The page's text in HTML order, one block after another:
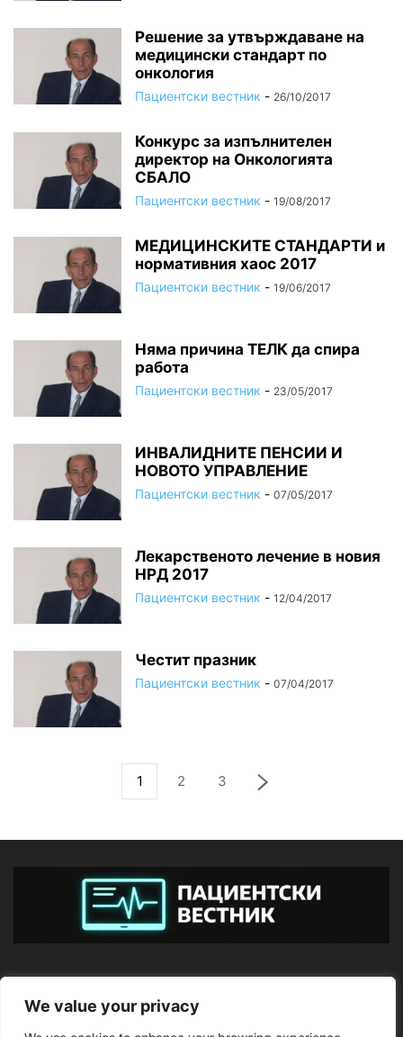
We value your privacy
Решение за утвърждаване на
медицински стандарт по
онкология
Пациентски вестник - 26/10/2017
Конкурс за изпълнителен
директор на Онкологията
СБАЛО
Пациентски вестник - 19/08/2017
МЕДИЦИНСКИТЕ СТАНДАРТИ и
нормативния хаос 2017
Пациентски вестник - 19/06/2017
Няма причина ТЕЛК да спира
работа
Пациентски вестник - 23/05/2017
ИНВАЛИДНИТЕ ПЕНСИИ И
НОВОТО УПРАВЛЕНИЕ
Пациентски вестник - 07/05/2017
Лекарственото лечение в новия
НРД 2017
Пациентски вестник - 12/04/2017
Честит празник
Пациентски вестник - 07/04/2017
1 2 3